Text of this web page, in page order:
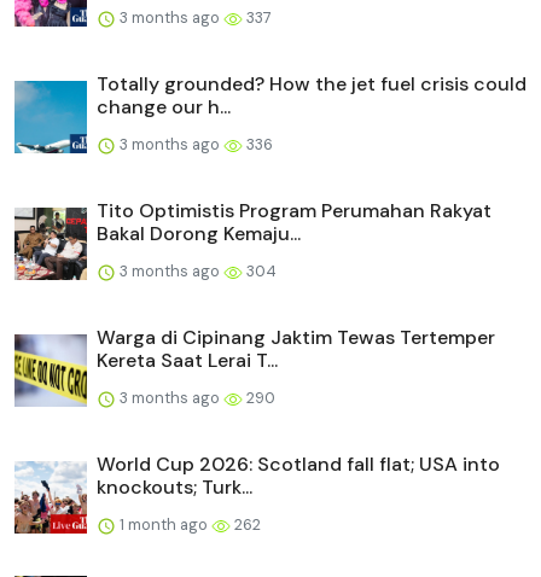
3 months ago 337
Totally grounded? How the jet fuel crisis could
change our h...
3 months ago 336
Tito Optimistis Program Perumahan Rakyat
Bakal Dorong Kemaju...
3 months ago 304
Warga di Cipinang Jaktim Tewas Tertemper
Kereta Saat Lerai T...
3 months ago 290
World Cup 2026: Scotland fall flat; USA into
knockouts; Turk...
1 month ago 262